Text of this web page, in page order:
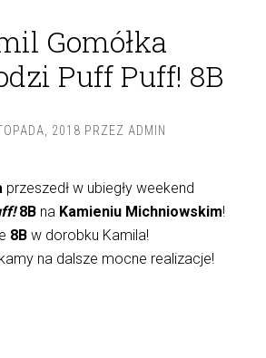
Gomółka
Puff Puff! 8B
2018 PRZEZ ADMIN
przeszedł w ubiegły weekend
8Bna Kamieniu Michniowskim!
8Bw dorobku Kamila!
na dalsze mocne realizacje!